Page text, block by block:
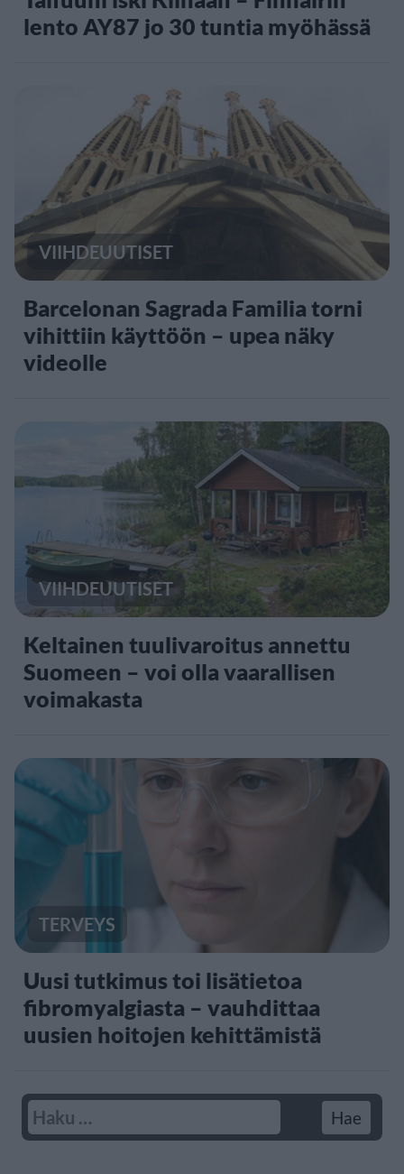
lento AY87 jo 30 tuntia myöhässä
VIIHDEUUTISET
Barcelonan Sagrada Familia torni
vihittiin käyttöön – upea näky
videolle
VIIHDEUUTISET
Keltainen tuulivaroitus annettu
Suomeen – voi olla vaarallisen
voimakasta
TERVEYS
Uusi tutkimus toi lisätietoa
fibromyalgiasta – vauhdittaa
uusien hoitojen kehittämistä